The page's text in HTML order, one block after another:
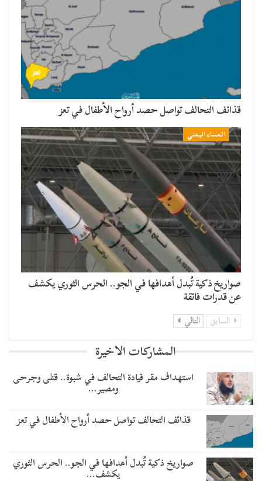
قذائف التحالف تواصل حصد أرواح الأطفال في تعز
المساء اليمني
صواريخ ذكية تُبدل أهدافها في الجو.. الحرس الثوري يكشف
عن قدرات فائقة
السابق التالي
المشاركات الاخيرة
استهداف مقر قيادة التحالف في شبوة.. قتلى وجرحى
ومصير…
قذائف التحالف تواصل حصد أرواح الأطفال في تعز
صواريخ ذكية تُبدل أهدافها في الجو.. الحرس الثوري
يكشف…